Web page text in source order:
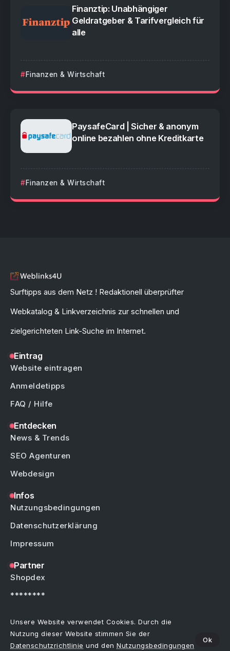
Finanztip: Unabhängiger
Geldratgeber & Tarifvergleich für
alle
Finanzen & Wirtschaft
PaysafeCard | Sicher & anonym
online bezahlen ohne Kreditkarte
Finanzen & Wirtschaft
Surftipps aus dem Netz ! Redaktionell überprüfter
Webkatalog & Linkverzeichnis zur schnellen und
zielgerichteten Link-Suche im Internet.
Eintrag
Website eintragen
Anmeldetipps
FAQ / Hilfe
Entdecken
News & Trends
SEO Agenturen
Webdesign
Infos
Nutzungsbedingungen
Datenschutzerklärung
Impressum
Partner
Shopdex
********
Copyright © by Weblinks4U.de – Alle Rechte vorbehalten.
Unsere Website verwendet Cookies. Durch die
Nutzung dieser Website stimmen Sie der
Datenschutzrichtlinie und den Nutzungsbedingungen
Ok